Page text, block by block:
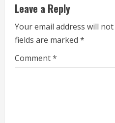
Leave a Reply
Your email address will
fields are marked *
Comment*